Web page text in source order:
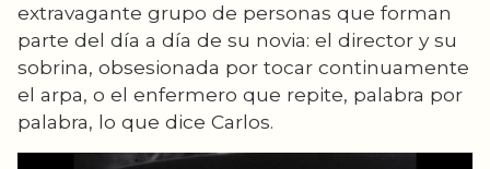
extravagante grupo de personas que forman
parte del día a día de su novia: el director y su
sobrina, obsesionada por tocar continuamente
el arpa, o el enfermero que repite, palabra por
palabra, lo que dice Carlos.